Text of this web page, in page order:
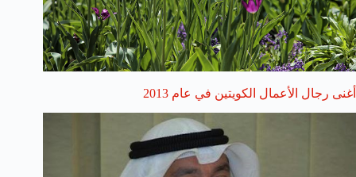
أغنى رجال الأعمال الكويتين في عام 2013